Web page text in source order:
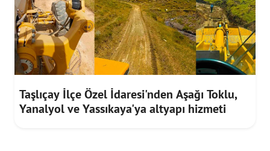
Taşlıçay İlçe Özel İdaresi'nden Aşağı Toklu,
Yanalyol ve Yassıkaya'ya altyapı hizmeti